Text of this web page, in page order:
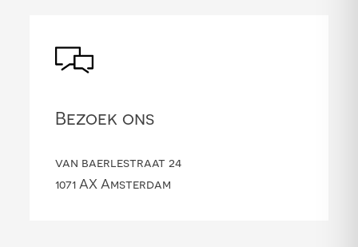
Bezoek ons
van baerlestraat 24
1071 AX Amsterdam